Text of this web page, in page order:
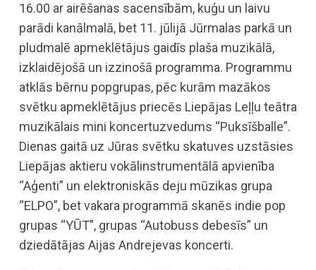
16.00 ar airēšanas sacensībām, kuģu un laivu
parādi kanālmalā, bet 11. jūlijā Jūrmalas parkā un
pludmalē apmeklētājus gaidīs plaša muzikālā,
izklaidējošā un izzinošā programma. Programmu
atklās bērnu popgrupas, pēc kurām mazākos
svētku apmeklētājus priecēs Liepājas Leļļu teātra
muzikālais mini koncertuzvedums “Puksīšballe”.
Dienas gaitā uz Jūras svētku skatuves uzstāsies
Liepājas aktieru vokālinstrumentālā apvienība
“Aģenti” un elektroniskās deju mūzikas grupa
“ELPO”, bet vakara programmā skanēs indie pop
grupas “YŪT”, grupas “Autobuss debesīs” un
dziedātājas Aijas Andrejevas koncerti.